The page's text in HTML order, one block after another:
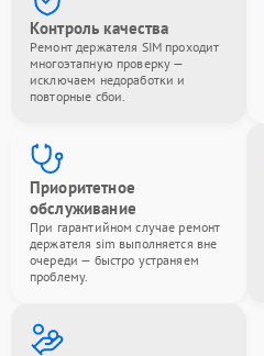
Контроль качества
Ремонт держателя SIM проходит
многоэтапную проверку —
исключаем недоработки и
повторные сбои.
Приоритетное
обслуживание
При гарантийном случае ремонт
держателя sim выполняется вне
очереди — быстро устраняем
проблему.